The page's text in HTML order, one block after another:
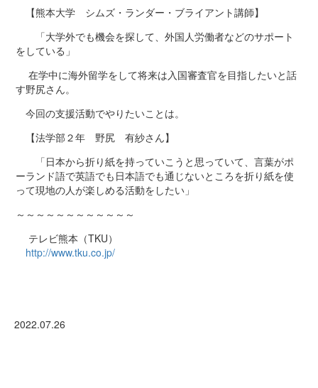
【熊本大学 シムズ・ランダー・ブライアント講師】
「大学外でも機会を探して、外国人労働者などのサポート
をしている」
在学中に海外留学をして将来は入国審査官を目指したいと話
す野尻さん。
今回の支援活動でやりたいことは。
【法学部２年 野尻 有紗さん】
「日本から折り紙を持っていこうと思っていて、言葉がポ
ーランド語で英語でも日本語でも通じないところを折り紙を使
って現地の人が楽しめる活動をしたい」
～～～～～～～～～～～～
テレビ熊本（TKU）
http://www.tku.co.jp/
2022.07.26
Q1 熊大法学部で学べる学問
Q3 教員紹介
Q6 2コースの違い
Q7 各コース・クラスへの入学の仕方
Q8 入学後のコース・クラス変更
Q9 留学制度
Q10 卒業後の進路
交通アクセス